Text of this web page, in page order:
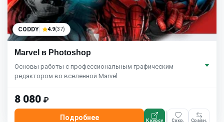
CODDY 4.9(37)
Marvel в Photoshop
Основы работы с профессиональным графическим
редактором во вселенной Marvel
8 080 ₽
Подробнее К курсу Сохр. Сравн.